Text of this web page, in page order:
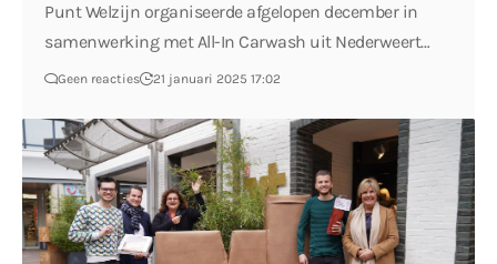
Punt Welzijn organiseerde afgelopen december in
samenwerking met All-In Carwash uit Nederweert…
Geen reacties 21 januari 2025 17:02